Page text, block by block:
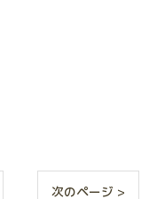
次のページ >